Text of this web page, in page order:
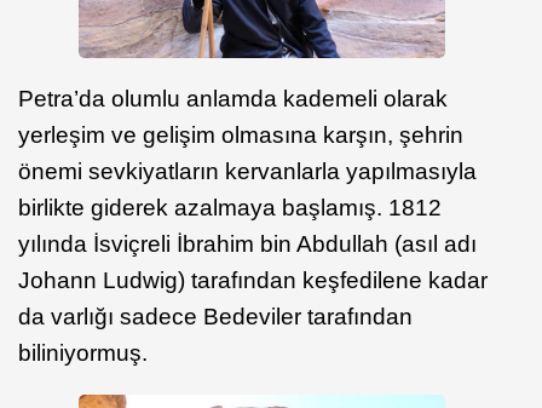
Petra’da olumlu anlamda kademeli olarak
yerleşim ve gelişim olmasına karşın, şehrin
önemi sevkiyatların kervanlarla yapılmasıyla
birlikte giderek azalmaya başlamış. 1812
yılında İsviçreli İbrahim bin Abdullah (asıl adı
Johann Ludwig) tarafından keşfedilene kadar
da varlığı sadece Bedeviler tarafından
biliniyormuş.